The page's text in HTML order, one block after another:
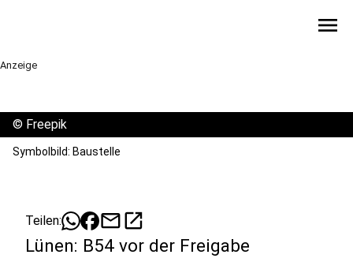
menu
Anzeige
© Freepik
Symbolbild: Baustelle
Teilen: mailopen_in_new
Lünen: B54 vor der Freigabe